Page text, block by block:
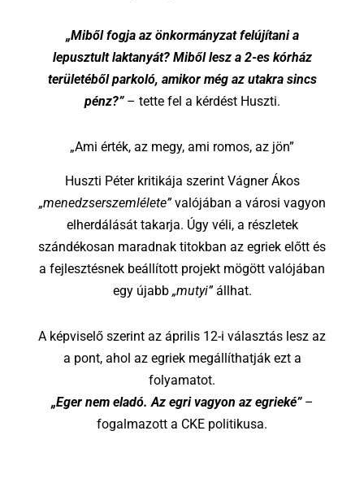
„Miből fogja az önkormányzat felújítani a
lepusztult laktanyát? Miből lesz a 2-es kórház
területéből parkoló, amikor még az utakra sincs
pénz?”– tette fel a kérdést Huszti.
„Ami érték, az megy, ami romos, az jön”
Huszti Péter kritikája szerint Vágner Ákos
„menedzserszemlélete”valójában a városi vagyon
elherdálását takarja. Úgy véli, a részletek
szándékosan maradnak titokban az egriek előtt és
a fejlesztésnek beállított projekt mögött valójában
egy újabb „mutyi”állhat.
A képviselő szerint az április 12-i választás lesz az
a pont, ahol az egriek megállíthatják ezt a
folyamatot.
„Eger nem eladó. Az egri vagyon az egrieké”–
fogalmazott a CKE politikusa.